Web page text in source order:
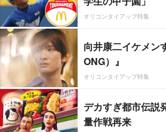
オリコンタイアップ特集
向井康二イケメン
ONG）』
オリコンタイアップ特集
デカすぎ都市伝説
量作戦再来